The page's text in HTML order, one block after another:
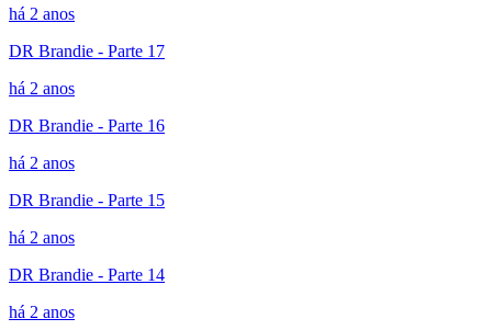
há 2 anos
DR Brandie - Parte 17
há 2 anos
DR Brandie - Parte 16
há 2 anos
DR Brandie - Parte 15
há 2 anos
DR Brandie - Parte 14
há 2 anos